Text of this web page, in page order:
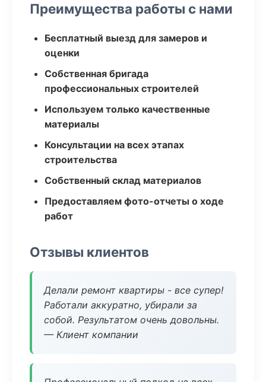
Преимущества работы с нами
Бесплатный выезд для замеров и
оценки
Собственная бригада
профессиональных строителей
Используем только качественные
материалы
Консультации на всех этапах
строительства
Собственный склад материалов
Предоставляем фото-отчеты о ходе
работ
Отзывы клиентов
Делали ремонт квартиры - все супер!
Работали аккуратно, убирали за
собой. Результатом очень довольны.
— Клиент компании